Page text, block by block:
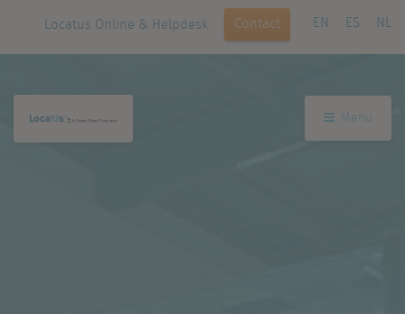
Locatus Online & Helpdesk Contact EN ES NL
Menu